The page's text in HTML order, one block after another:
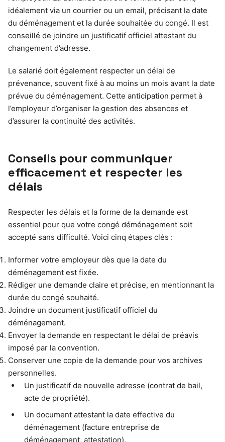
idéalement via un courrier ou un email, précisant la date
du déménagement et la durée souhaitée du congé. Il est
conseillé de joindre un justificatif officiel attestant du
changement d’adresse.
Le salarié doit également respecter un délai de
prévenance, souvent fixé à au moins un mois avant la date
prévue du déménagement. Cette anticipation permet à
l’employeur d’organiser la gestion des absences et
d’assurer la continuité des activités.
Conseils pour communiquer
efficacement et respecter les
délais
Respecter les délais et la forme de la demande est
essentiel pour que votre congé déménagement soit
accepté sans difficulté. Voici cinq étapes clés :
Informer votre employeur dès que la date du
déménagement est fixée.
Rédiger une demande claire et précise, en mentionnant la
durée du congé souhaité.
Joindre un document justificatif officiel du
déménagement.
Envoyer la demande en respectant le délai de préavis
imposé par la convention.
Conserver une copie de la demande pour vos archives
personnelles.
Un justificatif de nouvelle adresse (contrat de bail,
acte de propriété).
Un document attestant la date effective du
déménagement (facture entreprise de
déménagement, attestation).